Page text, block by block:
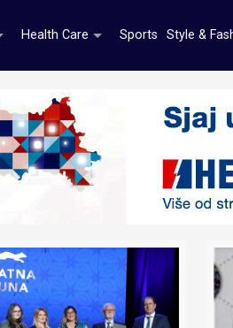
Health Care Sports Style &